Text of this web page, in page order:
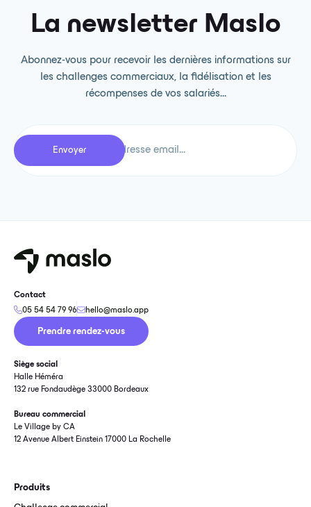
La newsletter Maslo
Abonnez-vous pour recevoir les dernières informations sur
les challenges commerciaux, la fidélisation et les
récompenses de vos salariés...
Contact
05 54 54 79 96 hello@maslo.app
Prendre rendez-vous
Siège social
Halle Héméra
132 rue Fondaudège 33000 Bordeaux
Bureau commercial
Le Village by CA
12 Avenue Albert Einstein 17000 La Rochelle
Produits